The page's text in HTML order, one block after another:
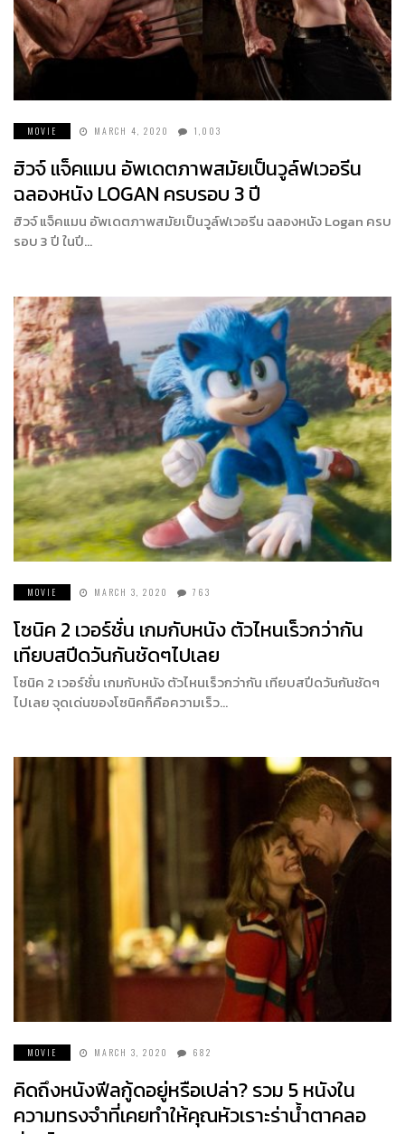
MOVIE MARCH 4, 2020 1,003
ฮิวจ์ แจ็คแมน อัพเดตภาพสมัยเป็นวูล์ฟเวอรีน
ฉลองหนัง LOGAN ครบรอบ 3 ปี
ฮิวจ์ แจ็คแมน อัพเดตภาพสมัยเป็นวูล์ฟเวอรีน ฉลองหนัง Logan ครบ
รอบ 3 ปี ในปี…
MOVIE MARCH 3, 2020 763
โซนิค 2 เวอร์ชั่น เกมกับหนัง ตัวไหนเร็วกว่ากัน
เทียบสปีดวันกันชัดๆไปเลย
โซนิค 2 เวอร์ชั่น เกมกับหนัง ตัวไหนเร็วกว่ากัน เทียบสปีดวันกันชัดๆ
ไปเลย จุดเด่นของโซนิคก็คือความเร็ว…
MOVIE MARCH 3, 2020 682
คิดถึงหนังฟีลกู้ดอยู่หรือเปล่า? รวม 5 หนังใน
ความทรงจำที่เคยทำให้คุณหัวเราะร่าน้ำตาคลอ